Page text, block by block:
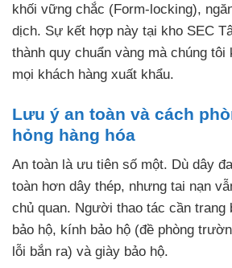
khối vững chắc (Form-locking),
dịch. Sự kết hợp này tại kho SEC
thành quy chuẩn vàng mà chúng tôi
mọi khách hàng xuất khẩu.
Lưu ý an toàn và cách
hỏng hàng hóa
An toàn là ưu tiên số một. Dù dây
toàn hơn dây thép, nhưng tai nạn
chủ quan. Người thao tác cần trang
bảo hộ, kính bảo hộ (đề phòng
lỗi bắn ra) và giày bảo hộ.